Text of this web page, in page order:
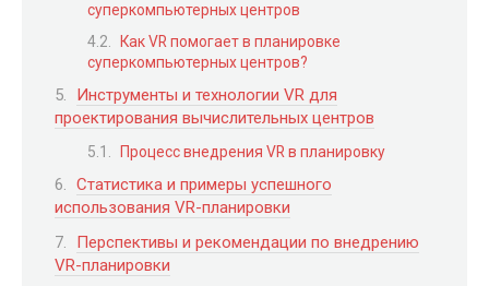
суперкомпьютерных центров
Как VR помогает в планировке
суперкомпьютерных центров?
Инструменты и технологии VR для
проектирования вычислительных центров
Процесс внедрения VR в планировку
Статистика и примеры успешного
использования VR-планировки
Перспективы и рекомендации по внедрению
VR-планировки